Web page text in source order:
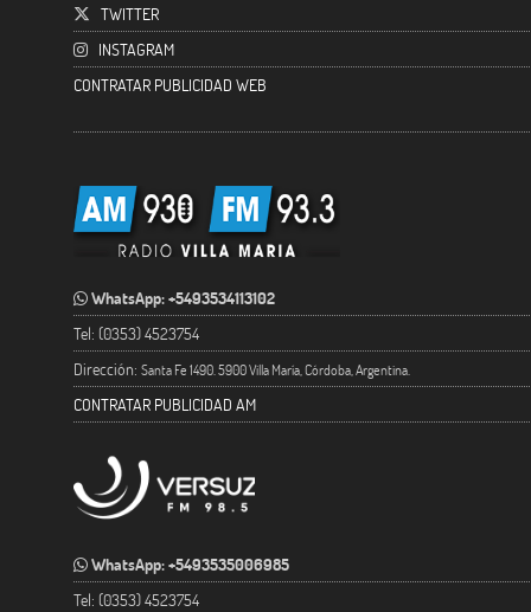
TWITTER
INSTAGRAM
CONTRATAR PUBLICIDAD WEB
WhatsApp: +5493534113102
Tel: (0353) 4523754
Dirección: Santa Fe 1490. 5900 Villa María, Córdoba, Argentina.
CONTRATAR PUBLICIDAD AM
WhatsApp: +5493535006985
Tel: (0353) 4523754